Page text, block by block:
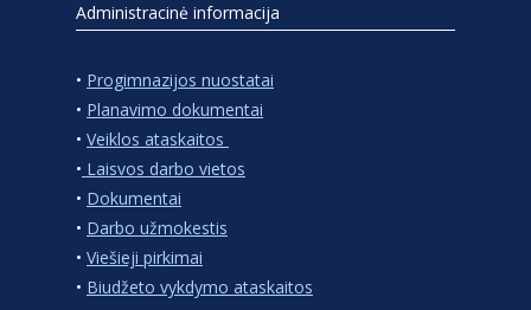
Administracinė informacija
• Progimnazijos nuostatai
• Planavimo dokumentai
• Veiklos ataskaitos
• Laisvos darbo vietos
• Dokumentai
• Darbo užmokestis
• Viešieji pirkimai
• Biudžeto vykdymo ataskaitos